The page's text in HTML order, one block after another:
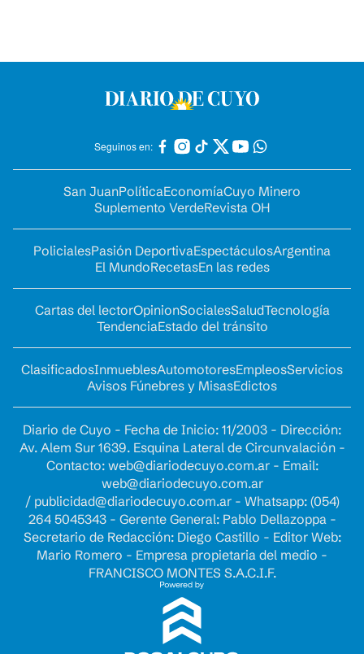
Seguinos en:
San JuanPolíticaEconomíaCuyo Minero
Suplemento VerdeRevista OH
PolicialesPasión DeportivaEspectáculosArgentina
El MundoRecetasEn las redes
Cartas del lectorOpinionSocialesSaludTecnología
TendenciaEstado del tránsito
ClasificadosInmueblesAutomotoresEmpleosServicios
Avisos Fúnebres y MisasEdictos
Diario de Cuyo - Fecha de Inicio: 11/2003 - Dirección:
Av. Alem Sur 1639. Esquina Lateral de Circunvalación -
Contacto: web@diariodecuyo.com.ar- Email:
web@diariodecuyo.com.ar
/ publicidad@diariodecuyo.com.ar- Whatsapp: (054)
264 5045343 - Gerente General: Pablo Dellazoppa -
Secretario de Redacción: Diego Castillo - Editor Web:
Mario Romero - Empresa propietaria del medio -
FRANCISCO MONTES S.A.C.I.F.